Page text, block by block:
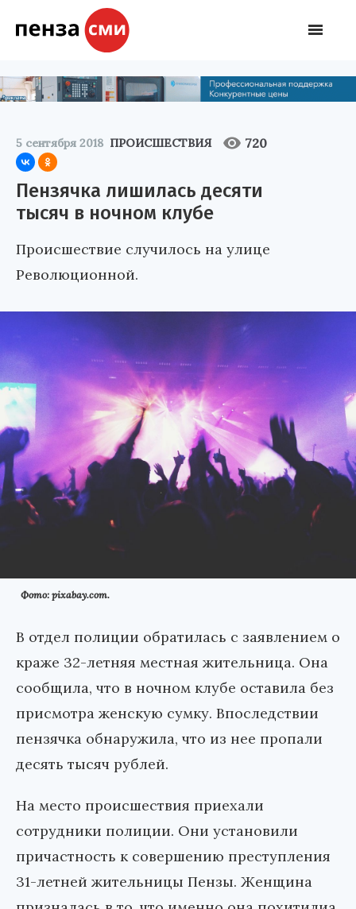
5 сентября 2018 ПРОИСШЕСТВИЯ 720
Пензячка лишилась десяти
тысяч в ночном клубе
Происшествие случилось на улице
Революционной.
Фото: pixabay.com.
В отдел полиции обратилась с заявлением о
краже 32-летняя местная жительница. Она
сообщила, что в ночном клубе оставила без
присмотра женскую сумку. Впоследствии
пензячка обнаружила, что из нее пропали
десять тысяч рублей.
На место происшествия приехали
сотрудники полиции. Они установили
причастность к совершению преступления
31-летней жительницы Пензы. Женщина